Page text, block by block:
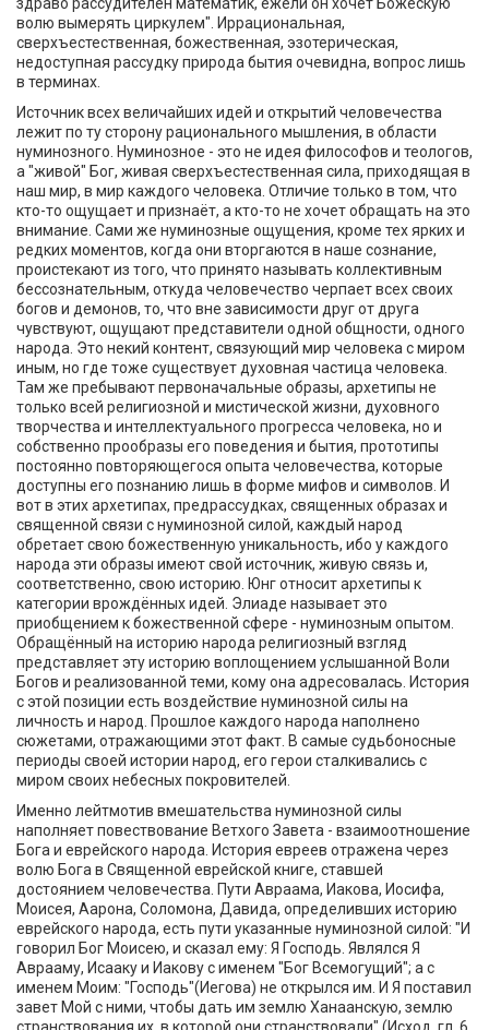
здраво рассудителен математик, ежели он хочет Божескую
волю вымерять циркулем". Иррациональная,
сверхъестественная, божественная, эзотерическая,
недоступная рассудку природа бытия очевидна, вопрос лишь
в терминах.
Источник всех величайших идей и открытий человечества
лежит по ту сторону рационального мышления, в области
нуминозного. Нуминозное - это не идея философов и теологов,
а "живой" Бог, живая сверхъестественная сила, приходящая в
наш мир, в мир каждого человека. Отличие только в том, что
кто-то ощущает и признаёт, а кто-то не хочет обращать на это
внимание. Сами же нуминозные ощущения, кроме тех ярких и
редких моментов, когда они вторгаются в наше сознание,
проистекают из того, что принято называть коллективным
бессознательным, откуда человечество черпает всех своих
богов и демонов, то, что вне зависимости друг от друга
чувствуют, ощущают представители одной общности, одного
народа. Это некий контент, связующий мир человека с миром
иным, но где тоже существует духовная частица человека.
Там же пребывают первоначальные образы, архетипы не
только всей религиозной и мистической жизни, духовного
творчества и интеллектуального прогресса человека, но и
собственно прообразы его поведения и бытия, прототипы
постоянно повторяющегося опыта человечества, которые
доступны его познанию лишь в форме мифов и символов. И
вот в этих архетипах, предрассудках, священных образах и
священной связи с нуминозной силой, каждый народ
обретает свою божественную уникальность, ибо у каждого
народа эти образы имеют свой источник, живую связь и,
соответственно, свою историю. Юнг относит архетипы к
категории врождённых идей. Элиаде называет это
приобщением к божественной сфере - нуминозным опытом.
Обращённый на историю народа религиозный взгляд
представляет эту историю воплощением услышанной Воли
Богов и реализованной теми, кому она адресовалась. История
с этой позиции есть воздействие нуминозной силы на
личность и народ. Прошлое каждого народа наполнено
сюжетами, отражающими этот факт. В самые судьбоносные
периоды своей истории народ, его герои сталкивались с
миром своих небесных покровителей.
Именно лейтмотив вмешательства нуминозной силы
наполняет повествование Ветхого Завета - взаимоотношение
Бога и еврейского народа. История евреев отражена через
волю Бога в Священной еврейской книге, ставшей
достоянием человечества. Пути Авраама, Иакова, Иосифа,
Моисея, Аарона, Соломона, Давида, определивших историю
еврейского народа, есть пути указанные нуминозной силой: "И
говорил Бог Моисею, и сказал ему: Я Господь. Являлся Я
Аврааму, Исааку и Иакову с именем "Бог Всемогущий"; а с
именем Моим: "Господь"(Иегова) не открылся им. И Я поставил
завет Мой с ними, чтобы дать им землю Ханаанскую, землю